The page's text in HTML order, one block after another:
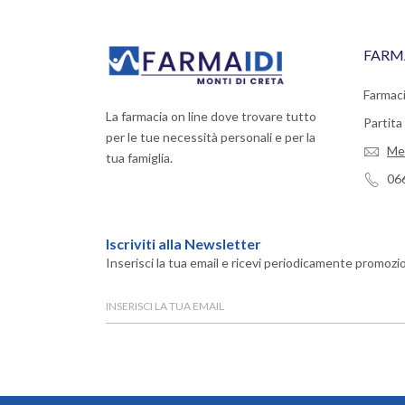
La farmacia on line dove trovare tutto
per le tue necessità personali e per la
tua famiglia.
Partita
Iscriviti alla Newsletter
Inserisci la tua email e ricevi periodicamente